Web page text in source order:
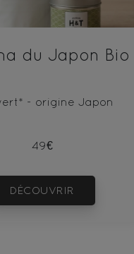
du Japon Bio
- origine Japon
49€
DÉCOUVRIR